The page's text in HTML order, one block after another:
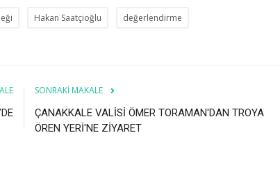
Hakan Saatçioğlu değerlendirme
SONRAKI MAKALE
ÇANAKKALE VALİSİ ÖMER TORAMAN'DAN TROYA
ÖREN YERİ'NE ZİYARET